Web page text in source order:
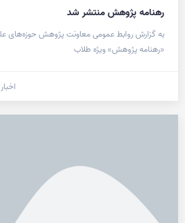
رهنامه پژوهش منتشر شد
به گزارش روابط عمومی معاونت پژوهش حوزه‌های
«رهنامه پژوهش» ویژه طلاب